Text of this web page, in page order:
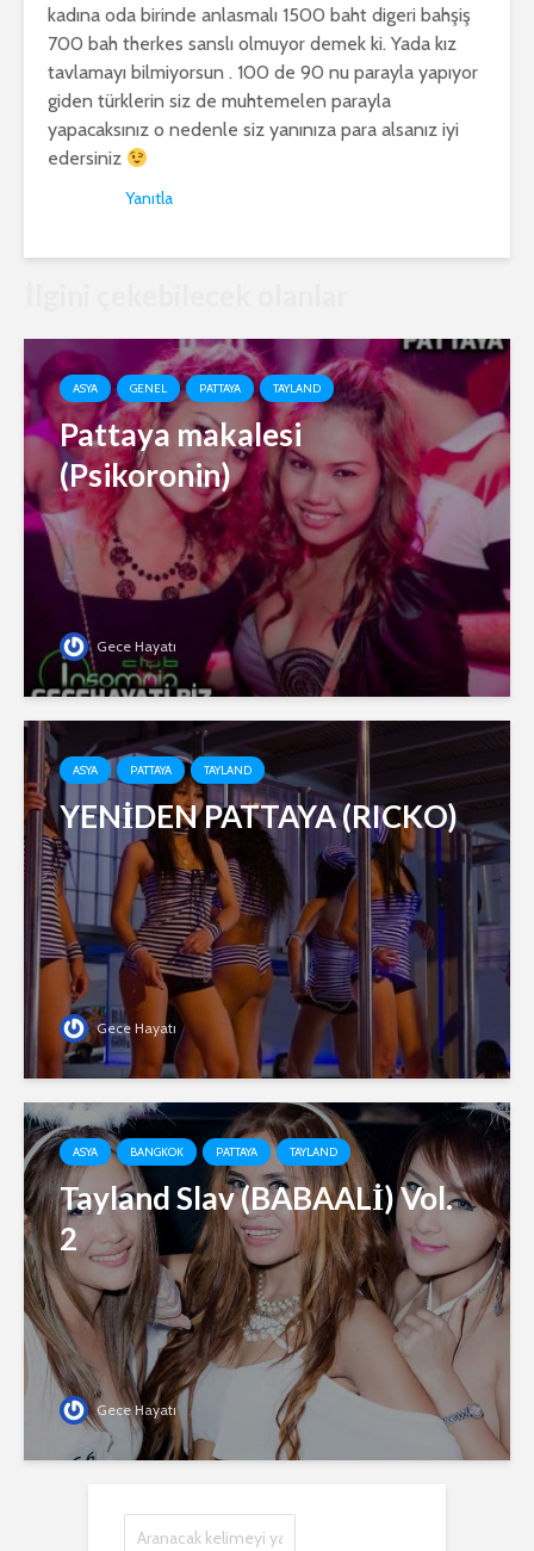
kadına oda birinde anlasmalı 1500 baht digeri bahşiş
700 bah therkes sanslı olmuyor demek ki. Yada kız
tavlamayı bilmiyorsun . 100 de 90 nu parayla yapıyor
giden türklerin siz de muhtemelen parayla
yapacaksınız o nedenle siz yanınıza para alsanız iyi
edersiniz
Yanıtla
ASYA GENEL PATTAYA TAYLAND
Pattaya makalesi
(Psikoronin)
Gece Hayatı
ASYA PATTAYA TAYLAND
YENİDEN PATTAYA (RICKO)
Gece Hayatı
ASYA BANGKOK PATTAYA TAYLAND
Tayland Slav (BABAALİ) Vol.
2
Gece Hayatı